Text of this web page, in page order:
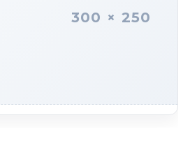
300 × 250